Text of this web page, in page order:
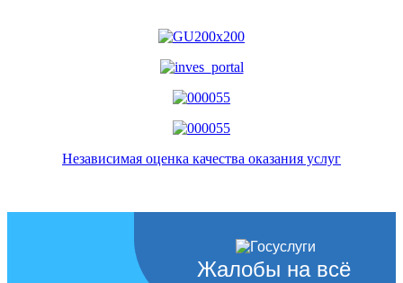
Независимая оценка качества оказания услуг
Жалобы на всё